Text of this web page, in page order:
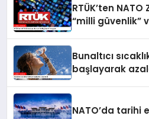
RTÜK’ten
“milli güvenlik”
Bunaltıcı
başlayarak
NATO’da tarihi